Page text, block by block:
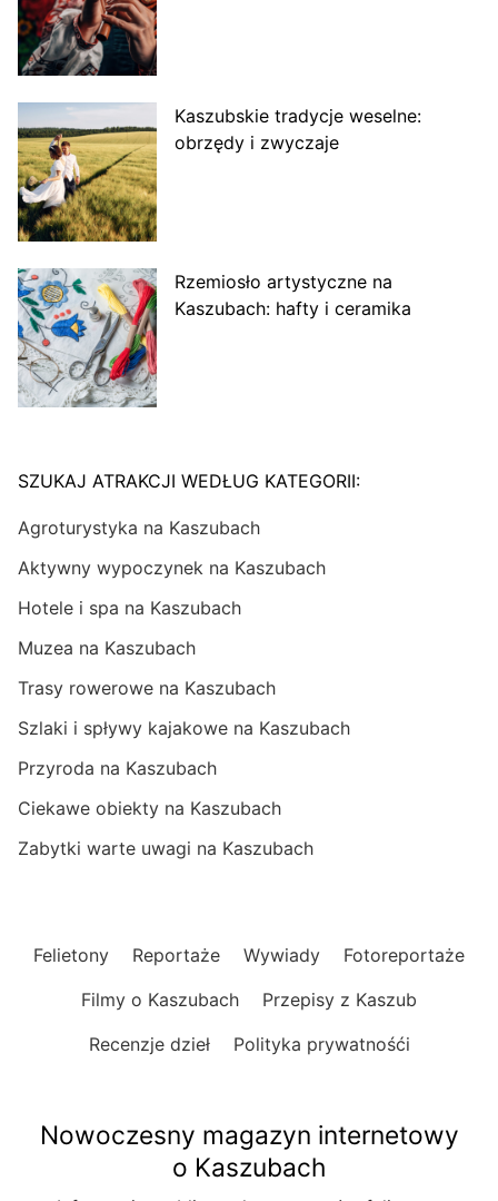
Kaszubskie tradycje weselne:
obrzędy i zwyczaje
Rzemiosło artystyczne na
Kaszubach: hafty i ceramika
SZUKAJ ATRAKCJI WEDŁUG KATEGORII:
Agroturystyka na Kaszubach
Aktywny wypoczynek na Kaszubach
Hotele i spa na Kaszubach
Muzea na Kaszubach
Trasy rowerowe na Kaszubach
Szlaki i spływy kajakowe na Kaszubach
Przyroda na Kaszubach
Ciekawe obiekty na Kaszubach
Zabytki warte uwagi na Kaszubach
Felietony Reportaże Wywiady
Fotoreportaże
Filmy o Kaszubach
Przepisy z Kaszub
Recenzje dzieł
Polityka prywatnośći
Nowoczesny magazyn internetowy
o Kaszubach